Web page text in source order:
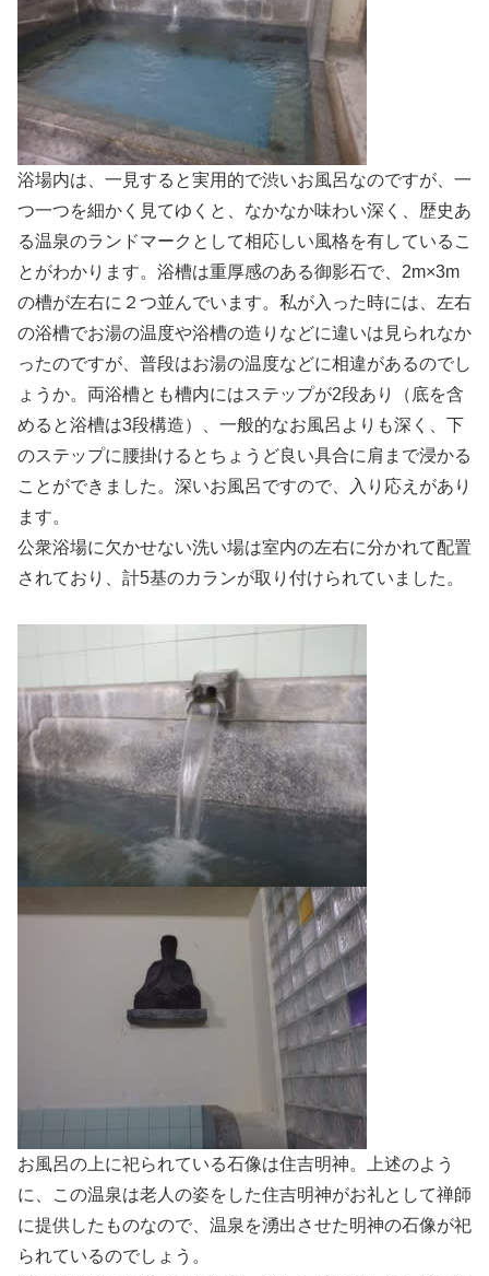
浴場内は、一見すると実用的で渋いお風呂なのですが、一
つ一つを細かく見てゆくと、なかなか味わい深く、歴史あ
る温泉のランドマークとして相応しい風格を有しているこ
とがわかります。浴槽は重厚感のある御影石で、2m×3m
の槽が左右に２つ並んでいます。私が入った時には、左右
の浴槽でお湯の温度や浴槽の造りなどに違いは見られなか
ったのですが、普段はお湯の温度などに相違があるのでし
ょうか。両浴槽とも槽内にはステップが2段あり（底を含
めると浴槽は3段構造）、一般的なお風呂よりも深く、下
のステップに腰掛けるとちょうど良い具合に肩まで浸かる
ことができました。深いお風呂ですので、入り応えがあり
ます。
公衆浴場に欠かせない洗い場は室内の左右に分かれて配置
されており、計5基のカランが取り付けられていました。
お風呂の上に祀られている石像は住吉明神。上述のよう
に、この温泉は老人の姿をした住吉明神がお礼として禅師
に提供したものなので、温泉を湧出させた明神の石像が祀
られているのでしょう。